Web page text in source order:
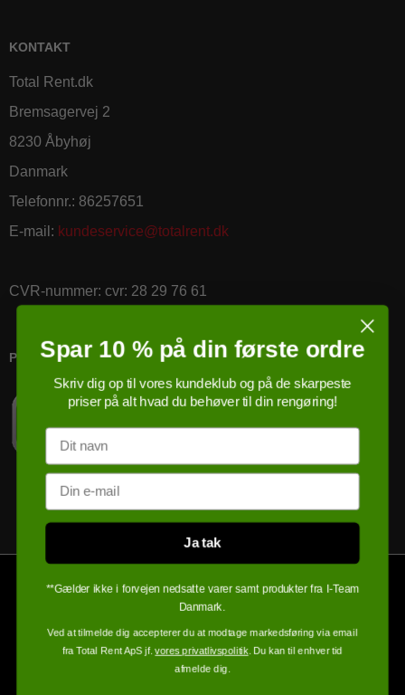
KONTAKT
Total Rent.dk
Bremsagervej 2
8230 Åbyhøj
Danmark
Telefonnr.: 86257651
E-mail : kundeservice@totalrent.dk
CVR-nummer: cvr: 28 29 76 61
PRICERUNNER KØBSGARANTI
Spar 10 % på din første ordre
Skriv dig op til vores kundeklub og på de skarpeste
priser på alt hvad du behøver til din rengøring!
Navn
Email
Ja tak
**Gælder ikke i forvejen nedsatte varer samt produkter fra I-Team
Danmark.
Ved at tilmelde dig accepterer du at modtage markedsføring via email
fra Total Rent ApS jf.vores privatlivspolitik. Du kan til enhver tid
afmelde dig.